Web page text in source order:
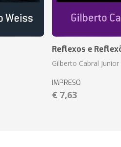
Reflexos e
Gilberto Cabral Junior
IMPRESO
€ 7,63